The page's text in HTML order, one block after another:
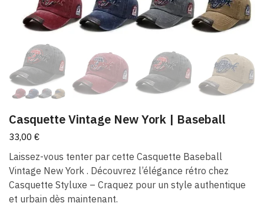
Casquette Vintage New York | Baseball
33,00 €
Laissez-vous tenter par cette Casquette Baseball
Vintage New York . Découvrez l’élégance rétro chez
Casquette Styluxe – Craquez pour un style authentique
et urbain dès maintenant.